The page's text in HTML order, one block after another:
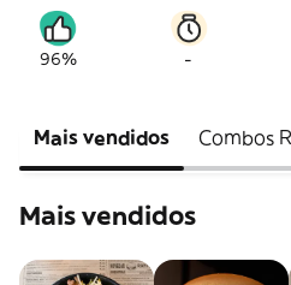
96% -
Mais vendidos Combos
Mais vendidos